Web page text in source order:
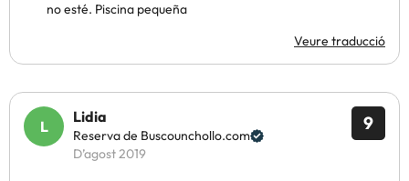
no esté. Piscina pequeña
Veure traducció
9
Lidia
Reserva de Buscounchollo.com
D’agost 2019